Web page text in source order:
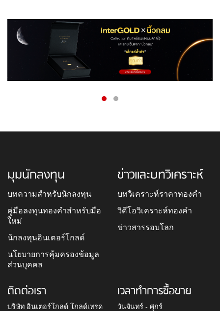
มุมนักลงทุน
บทความสำหรับนักลงทุน
คู่มือลงทุนทองคำสำหรับมือ
ใหม่
นักลงทุนอินเตอร์โกลด์
นโยบายการคุ้มครองข้อมูล
ส่วนบุคคล
ข่าวและบทวิเคราะห์
บทวิเคราะห์ราคาทองคำ
วิดีโอวิเคราะห์ทองคำ
ข่าวสารรอบโลก
ติดต่อเรา
บริษัท อินเตอร์โกลด์ โกลด์เทรด
เวลาทำการซื้อขาย
วันจันทร์ - ศุกร์